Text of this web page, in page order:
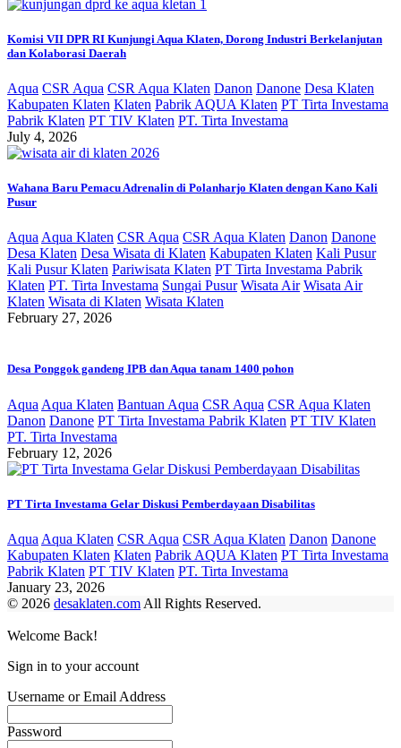
Komisi VII DPR RI Kunjungi Aqua Klaten, Dorong Industri Berkelanjutan
dan Kolaborasi Daerah
Aqua CSR Aqua CSR Aqua Klaten Danon Danone Desa Klaten
Kabupaten Klaten Klaten Pabrik AQUA Klaten PT Tirta Investama
Pabrik Klaten PT TIV Klaten PT. Tirta Investama
July 4, 2026
Wahana Baru Pemacu Adrenalin di Polanharjo Klaten dengan Kano Kali
Pusur
Aqua Aqua Klaten CSR Aqua CSR Aqua Klaten Danon Danone
Desa Klaten Desa Wisata di Klaten Kabupaten Klaten Kali Pusur
Kali Pusur Klaten Pariwisata Klaten PT Tirta Investama Pabrik
Klaten PT. Tirta Investama Sungai Pusur Wisata Air Wisata Air
Klaten Wisata di Klaten Wisata Klaten
February 27, 2026
Desa Ponggok gandeng IPB dan Aqua tanam 1400 pohon
Aqua Aqua Klaten Bantuan Aqua CSR Aqua CSR Aqua Klaten
Danon Danone PT Tirta Investama Pabrik Klaten PT TIV Klaten
PT. Tirta Investama
February 12, 2026
PT Tirta Investama Gelar Diskusi Pemberdayaan Disabilitas
Aqua Aqua Klaten CSR Aqua CSR Aqua Klaten Danon Danone
Kabupaten Klaten Klaten Pabrik AQUA Klaten PT Tirta Investama
Pabrik Klaten PT TIV Klaten PT. Tirta Investama
January 23, 2026
© 2026 desaklaten.com All Rights Reserved.
Welcome Back!
Sign in to your account
Username or Email Address
Password